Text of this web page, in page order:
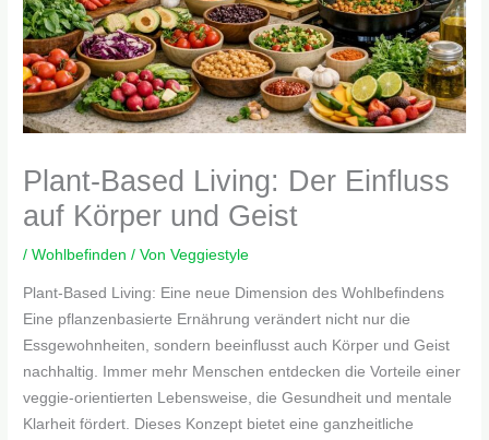
Plant-Based Living: Der Einfluss
auf Körper und Geist
/Wohlbefinden / VonVeggiestyle
Plant-Based Living: Eine neue Dimension des Wohlbefindens
Eine pflanzenbasierte Ernährung verändert nicht nur die
Essgewohnheiten, sondern beeinflusst auch Körper und Geist
nachhaltig. Immer mehr Menschen entdecken die Vorteile einer
veggie-orientierten Lebensweise, die Gesundheit und mentale
Klarheit fördert. Dieses Konzept bietet eine ganzheitliche